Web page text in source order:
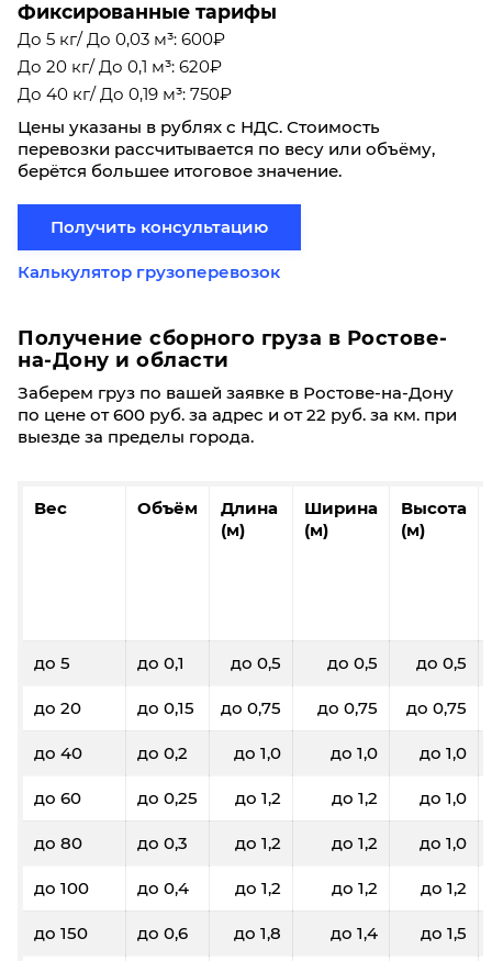
Фиксированные тарифы
До 5 кг/ До 0,03 м³: 600₽
До 20 кг/ До 0,1 м³: 620₽
До 40 кг/ До 0,19 м³: 750₽
Цены указаны в рублях с НДС. Стоимость
перевозки рассчитывается по весу или объёму,
берётся большее итоговое значение.
Получить консультацию
Калькулятор грузоперевозок
Получение сборного груза в Ростове-
на-Дону и области
Заберем груз по вашей заявке в Ростове-на-Дону
по цене от 600 руб. за адрес и от 22 руб. за км. при
выезде за пределы города.
Вес Объём
Длина
(м)
Ширина
(м)
Высота
(м)
до 5 до 0,1 до 0,5 до 0,5 до 0,5
до 20 до 0,15 до 0,75 до 0,75 до 0,75
до 40 до 0,2 до 1,0 до 1,0 до 1,0
до 60 до 0,25 до 1,2 до 1,2 до 1,0
до 80 до 0,3 до 1,2 до 1,2 до 1,0
до 100 до 0,4 до 1,2 до 1,2 до 1,2
до 150 до 0,6 до 1,8 до 1,4 до 1,5